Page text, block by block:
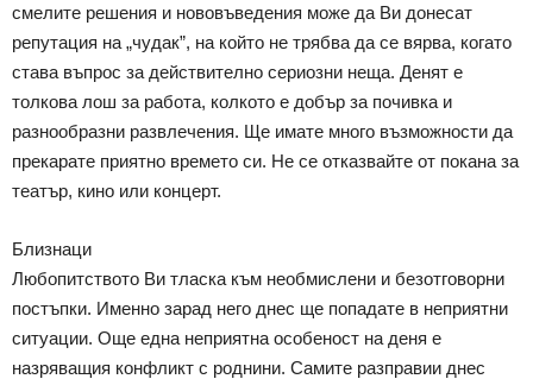
смелите решения и нововъведения може да Ви донесат
репутация на „чудак”, на който не трябва да се вярва, когато
става въпрос за действително сериозни неща. Денят е
толкова лош за работа, колкото е добър за почивка и
разнообразни развлечения. Ще имате много възможности да
прекарате приятно времето си. Не се отказвайте от покана за
театър, кино или концерт.
Близнаци
Любопитството Ви тласка към необмислени и безотговорни
постъпки. Именно зарад него днес ще попадате в неприятни
ситуации. Още една неприятна особеност на деня е
назряващия конфликт с роднини. Самите разправии днес